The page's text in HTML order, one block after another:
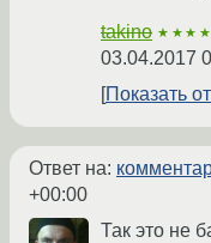
takino
03.04.2017
Показать
Ответ на:
+00:00
Так это не